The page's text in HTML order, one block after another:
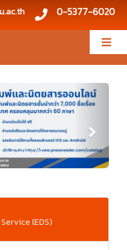
0-5377-6020
Next
(EDS)